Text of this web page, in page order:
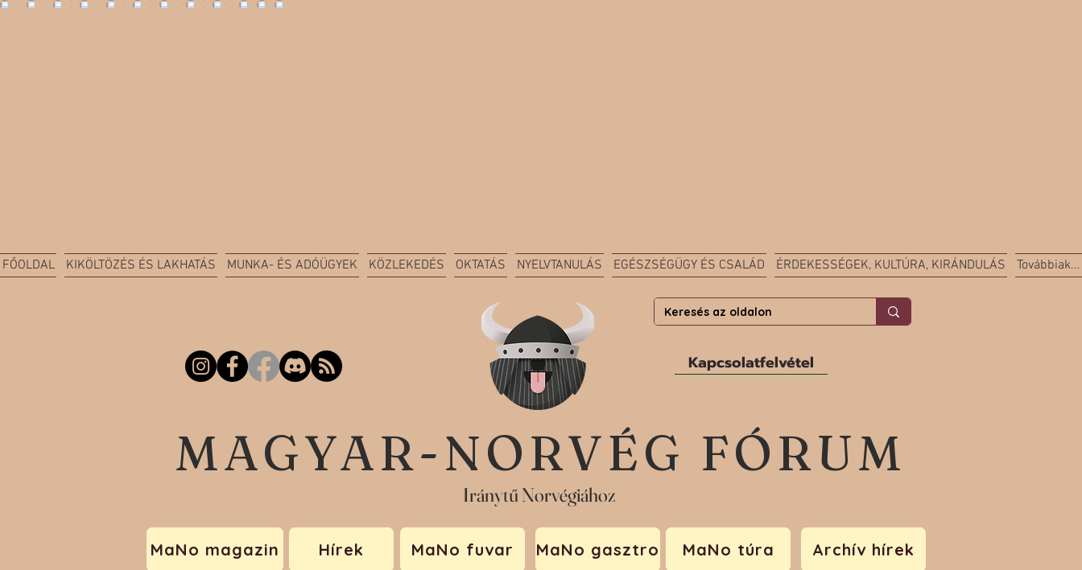
FŐOLDAL KIKÖLTÖZÉS ÉS LAKHATÁS MUNKA- ÉS ADÓÜGYEK KÖZLEKEDÉS OKTATÁS NYELVTANULÁS EGÉSZSÉGÜGY ÉS CSALÁD ÉRDEKESSÉGEK, KULTÚRA, KIRÁNDULÁS Továbbiak...
Kapcsolatfelvétel
MAGYAR-NORVÉG FÓRUM
Iránytű Norvégiához
MaNo magazin Hírek MaNo fuvar MaNo gasztro MaNo túra Archív hírek